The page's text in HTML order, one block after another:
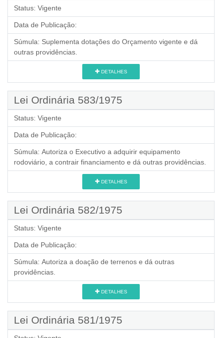
Status: Vigente
Data de Publicação:
Súmula: Suplementa dotações do Orçamento vigente e dá
outras providências.
DETALHES
Lei Ordinária 583/1975
Status: Vigente
Data de Publicação:
Súmula: Autoriza o Executivo a adquirir equipamento
rodoviário, a contrair financiamento e dá outras providências.
DETALHES
Lei Ordinária 582/1975
Status: Vigente
Data de Publicação:
Súmula: Autoriza a doação de terrenos e dá outras
providências.
DETALHES
Lei Ordinária 581/1975